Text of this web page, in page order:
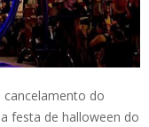
do
festa de halloween do